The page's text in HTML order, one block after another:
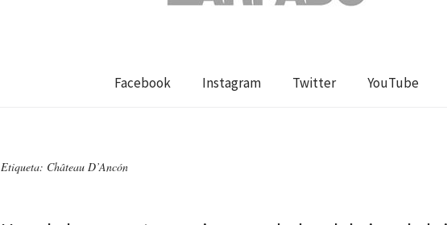
Facebook Instagram Twitter YouTube
Etiqueta: Château D’Ancón